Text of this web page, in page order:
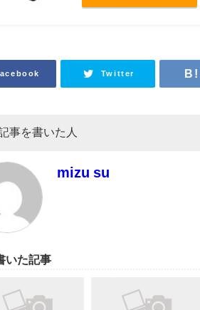
Twitter
事を書いた人
mizu su
いた記事